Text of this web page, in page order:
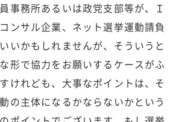
事務所あるいは政党支部等が、Ｉ
ンサル企業、ネット選挙運動請負
いかもしれませんが、そういうと
形で協力をお願いするケースがふ
けれども、大事なポイントは、そ
の主体になるかならないかという